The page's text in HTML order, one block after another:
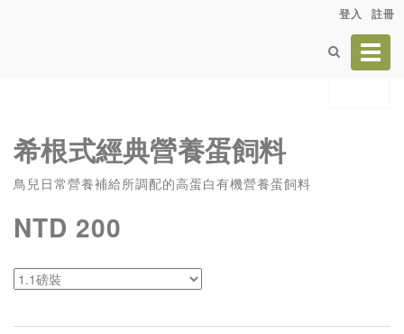
登入 註冊
希根式經典營養蛋飼料
鳥兒日常營養補給所調配的高蛋白有機營養蛋飼料
NTD 200